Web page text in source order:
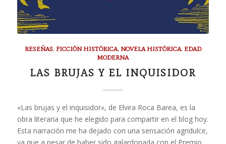
RESEÑAS, FICCIÓN HISTÓRICA, NOVELA HISTÓRICA, EDAD
MODERNA
LAS BRUJAS Y EL INQUISIDOR
«Las brujas y el inquisidor», de Elvira Roca Barea, es la
obra literaria que he elegido para compartir en el blog hoy.
Esta narración me ha dejado con una sensación agridulce,